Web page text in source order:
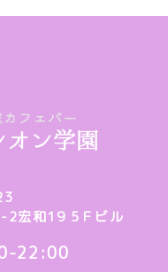
2宏和19 5Ｆビル
22:00